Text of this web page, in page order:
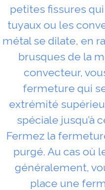
petites fissures
tuyaux ou les
métal se dilate, en
brusques de la
convecteur,
fermeture qui
extrémité
spéciale jusqu’à
Fermez la
purgé. Au cas où
généralement,
place une